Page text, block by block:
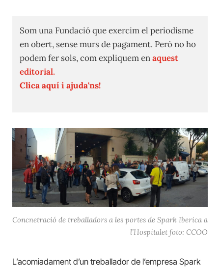
Som una Fundació que exercim el periodisme
en obert, sense murs de pagament. Però no ho
podem fer sols, com expliquem enaquest
editorial.
Clica aquí i ajuda'ns!
Concnetració de treballadors a les portes de Spark Iberica a
l’Hospitalet foto: CCOO
L’acomiadament d’un treballador de l’empresa Spark